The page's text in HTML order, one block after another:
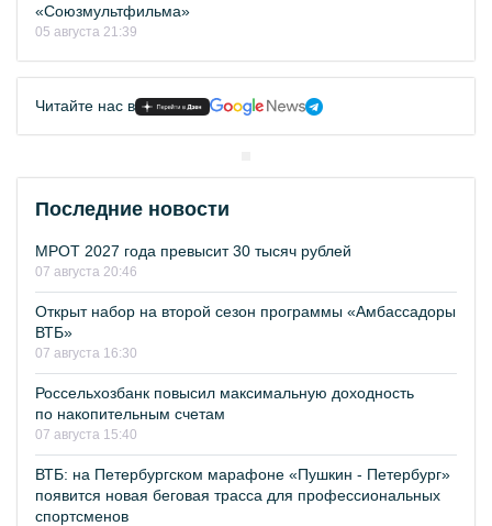
«Союзмультфильма»
05 августа 21:39
Читайте нас в
Последние новости
МРОТ 2027 года превысит 30 тысяч рублей
07 августа 20:46
Открыт набор на второй сезон программы «Амбассадоры
ВТБ»
07 августа 16:30
Россельхозбанк повысил максимальную доходность
по накопительным счетам
07 августа 15:40
ВТБ: на Петербургском марафоне «Пушкин - Петербург»
появится новая беговая трасса для профессиональных
спортсменов